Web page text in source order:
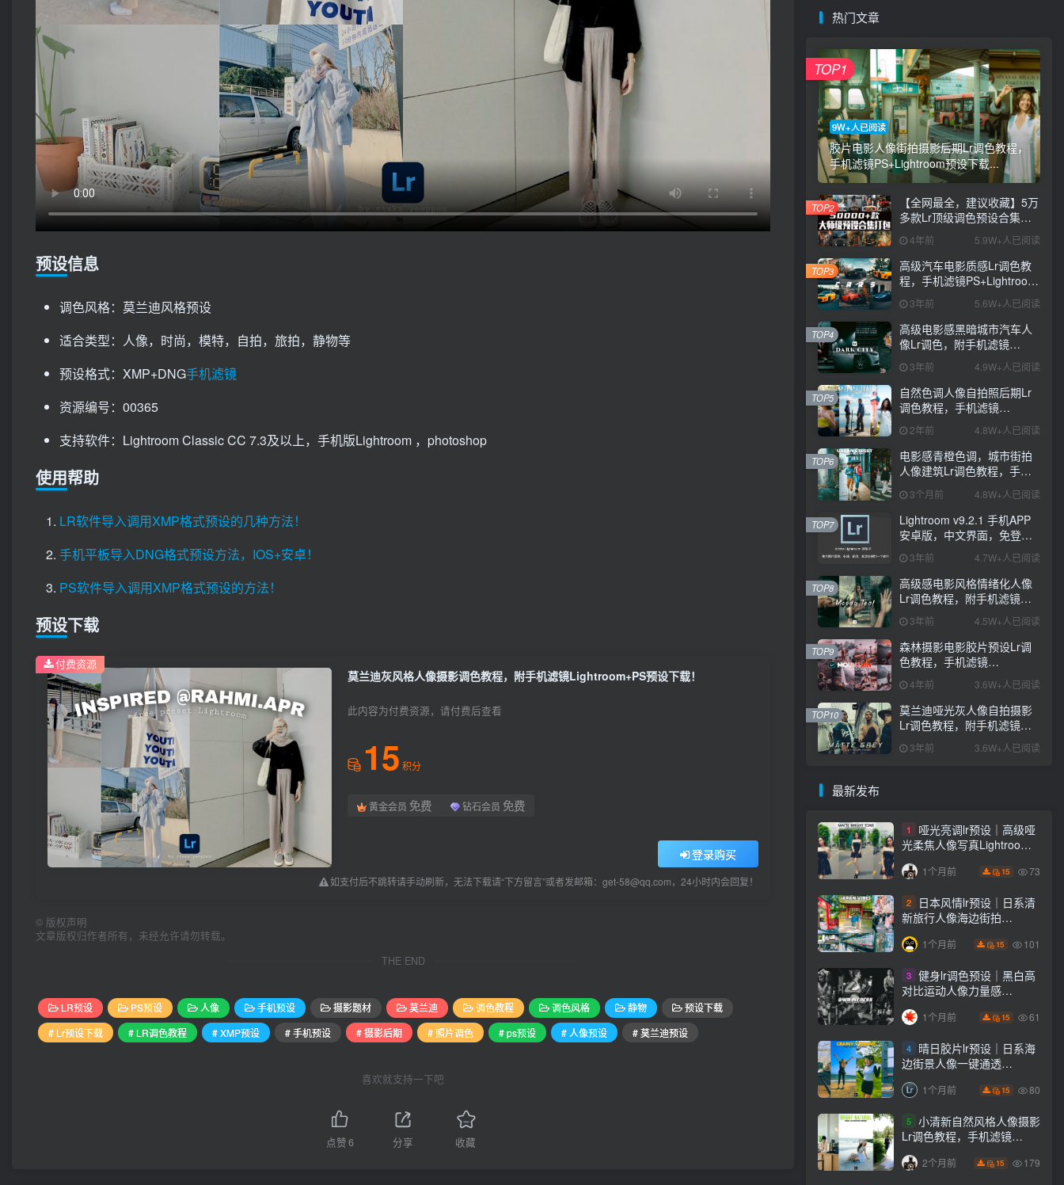
预设信息
调色风格：莫兰迪风格预设
适合类型：人像，时尚，模特，自拍，旅拍，静物等
预设格式：XMP+DNG手机滤镜
资源编号：00365
支持软件：Lightroom Classic CC 7.3及以上，手机版Lightroom ，photoshop
使用帮助
LR软件导入调用XMP格式预设的几种方法！
手机平板导入DNG格式预设方法，IOS+安卓！
PS软件导入调用XMP格式预设的方法！
预设下载
莫兰迪灰风格人像摄影调色教程，附手机滤镜Lightroom+PS预设下载！
此内容为付费资源，请付费后查看
15 积分
黄金会员 免费 钻石会员 免费
登录购买
如支付后不跳转请手动刷新，无法下载请“下方留言”或者发邮箱：get-58@qq.com，24小时内会回复！
付费资源
© 版权声明
文章版权归作者所有，未经允许请勿转载。
THE END
LR预设 PS预设 人像 手机预设 摄影题材 莫兰迪 调色教程 调色风格 静物
预设下载
# Lr预设下载
# LR调色教程 # XMP预设 # 手机预设 # 摄影后期 # 照片调色 # ps预设 # 人像预设 # 莫兰迪预设
喜欢就支持一下吧
点赞6 分享 收藏
热门文章
9W+人已阅读
胶片电影人像街拍摄影后期Lr调色教程，
手机滤镜PS+Lightroom预设下载...
TOP1
【全网最全，建议收藏】5万
多款Lr顶级调色预设合集，
精心整理，分类清晰，摄影
师调色师必备素材，够用一
辈子！
4年前 5.9W+人已阅读
TOP2
高级汽车电影质感Lr调色教
程，手机滤镜PS+Lightroom
预设下载！
3年前 5.6W+人已阅读
TOP3
高级电影感黑暗城市汽车人
像Lr调色，附手机滤镜
PS+Lightroom预设下载！
3年前 4.9W+人已阅读
TOP4
自然色调人像自拍照后期Lr
调色教程，手机滤镜
PS+Lightroom预设下载！
2年前 4.8W+人已阅读
TOP5
电影感青橙色调，城市街拍
人像建筑Lr调色教程，手机
滤镜PS+Lightroom预设下
载！3个月前 4.8W+人已阅读
TOP6
Lightroom v9.2.1 手机APP
安卓版，中文界面，免登录
直接激活破解版！
3年前 4.7W+人已阅读
TOP7
高级感电影风格情绪化人像
Lr调色教程，附手机滤镜
PS+Lightroom预设下载！
3年前 4.5W+人已阅读
TOP8
森林摄影电影胶片预设Lr调
色教程，手机滤镜
Lightroom+Ps预设下载！
4年前 3.6W+人已阅读
TOP9
莫兰迪哑光灰人像自拍摄影
Lr调色教程，附手机滤镜
PS+Lightroom预设下载！
3年前 3.6W+人已阅读
TOP10
最新发布
1
哑光亮调lr预设｜高级哑
光柔焦人像写真Lightroom
下载lr调色风格
1个月前 15 73
2
日本风情lr预设｜日系清
新旅行人像海边街拍
Lightroom下载lr调色风格
1个月前 15 101
3 健身lr调色预设｜黑白高
对比运动人像力量感
Lightroom下载lr预设风格
1个月前 15 61
4
晴日胶片lr预设｜日系海
边街景人像一键通透
Lightroom下载lr调色风格
1个月前 15 80
5 小清新自然风格人像摄影
Lr调色教程，手机滤镜
PS+Lightroom预设下载！
2个月前 15 179